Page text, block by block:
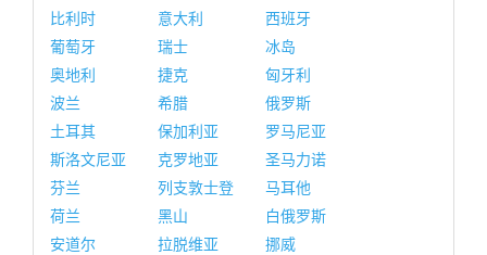
比利时
意大利
西班牙
葡萄牙
瑞士
冰岛
奥地利
捷克
匈牙利
波兰
希腊
俄罗斯
土耳其
保加利亚
罗马尼亚
斯洛文尼亚
克罗地亚
圣马力诺
芬兰
列支敦士登
马耳他
荷兰
黑山
白俄罗斯
安道尔
拉脱维亚
挪威